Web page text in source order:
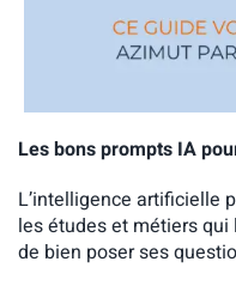
Les bons prompts IA
L’intelligence artificielle
les études et métiers
de bien poser ses